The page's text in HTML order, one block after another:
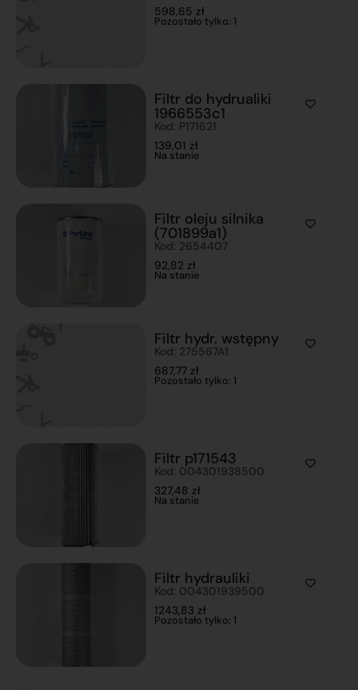
598,65 zł
Pozostało tylko: 1
Filtr do hydrualiki
1966553c1
Kod: P171621
139,01 zł
Na stanie
Filtr oleju silnika
(701899a1)
Kod: 2654407
92,82 zł
Na stanie
Filtr hydr. wstępny
Kod: 275567A1
687,77 zł
Pozostało tylko: 1
Filtr p171543
Kod: 004301938500
327,48 zł
Na stanie
Filtr hydrauliki
Kod: 004301939500
1243,83 zł
Pozostało tylko: 1